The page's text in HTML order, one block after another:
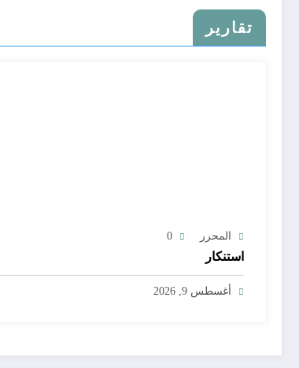
تقارير
المحرر 0
استنكار
أغسطس 9, 2026